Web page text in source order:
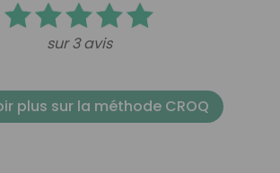
sur 3 avis
plus sur la méthode CROQ